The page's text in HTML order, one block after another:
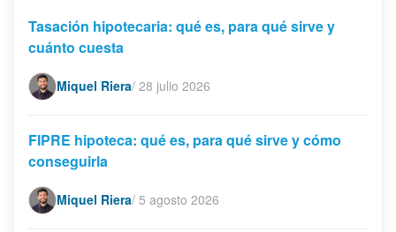
Tasación hipotecaria: qué es, para qué sirve y
cuánto cuesta
Miquel Riera/ 28 julio 2026
FIPRE hipoteca: qué es, para qué sirve y cómo
conseguirla
Miquel Riera/ 5 agosto 2026